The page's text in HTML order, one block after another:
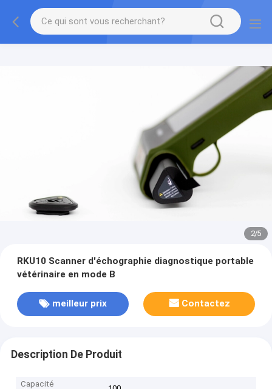
2/5
RKU10 Scanner d'échographie diagnostique portable
vétérinaire en mode B
meilleur prix Contactez
Description De Produit
Capacité